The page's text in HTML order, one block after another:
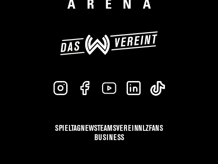
SPIELTAGNEWSTEAMSVEREINNLZFANS
BUSINESS